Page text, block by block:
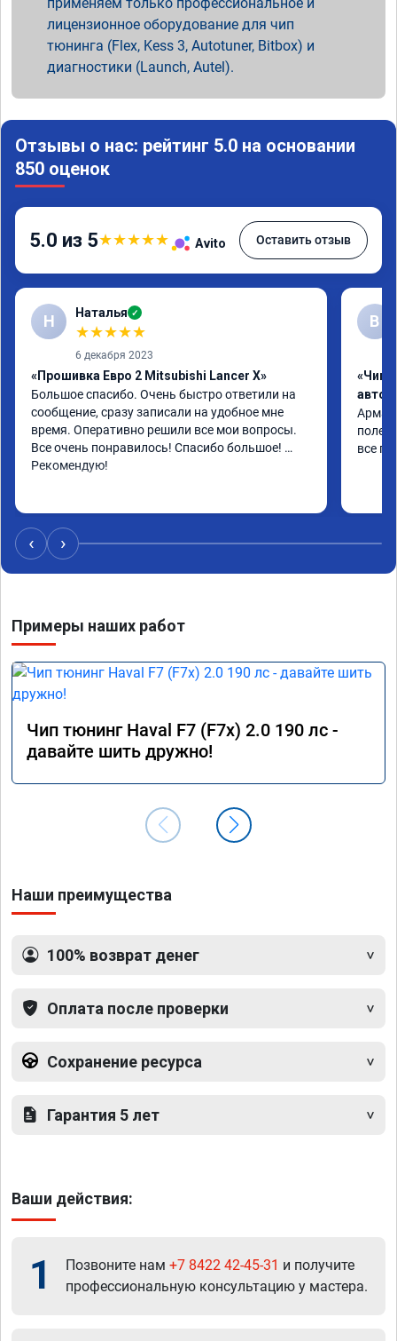
лицензионное оборудование для чип
тюнинга (Flex, Kess 3, Autotuner, Bitbox) и
диагностики (Launch, Autel).
Отзывы о нас: рейтинг 5.0 на основании
850 оценок
5.0 из 5★★★★★ Avito Оставить отзыв
Н Наталья ✓
★★★★★
6 декабря 2023
«Прошивка Евро 2 Mitsubishi Lancer X»
Большое спасибо. Очень быстро ответили на
сообщение, сразу записали на удобное мне
время. Оперативно решили все мои вопросы.
Все очень понравилось! Спасибо большое!
Рекомендую!
В
«Чип
Арман
полет
все
‹ ›
Примеры наших работ
Чип тюнинг Haval F7 (F7x) 2.0 190 лс -
давайте шить дружно!
Наши преимущества
100% возврат денег
Оплата после проверки
Сохранение ресурса
Гарантия 5 лет
Ваши действия:
1 Позвоните нам +7 8422 42-45-31 и получите
профессиональную консультацию у мастера.